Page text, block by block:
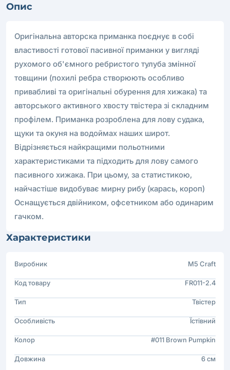
Опис
Оригінальна авторcка приманка поєднує в собі
властивості готової пасивної приманки у вигляді
рухомого об'ємного ребристого тулуба змінної
товщини (похилі ребра створюють особливо
привабливі та оригінальні обурення для хижака) та
авторського активного хвосту твістера зі складним
профілем. Приманка розроблена для лову судака,
щуки та окуня на водоймах наших широт.
Відрізняється найкращими польотними
характеристиками та підходить для лову самого
пасивного хижака. При цьому, за статистикою,
найчастіше видобуває мирну рибу (карась, короп)
Оснащується двійником, офсетником або одинарим
гачком.
Характеристики
Виробник M5 Craft
Код товару FR011-2.4
Тип Твістер
Особливість Їстівний
Колор #011 Brown Pumpkin
Довжина 6 см